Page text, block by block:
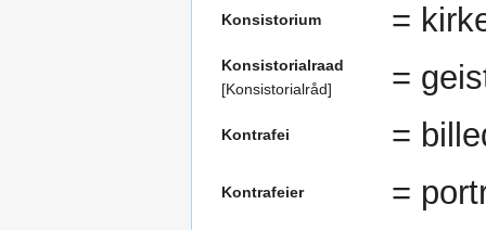
Konsistorium =
Konsistorialraad
[Konsistorialråd]
=
Kontrafei =
Kontrafeier =